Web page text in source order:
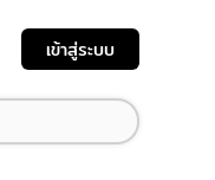
เข้าสู่ระบบ